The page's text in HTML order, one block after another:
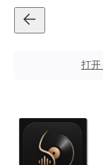
打开